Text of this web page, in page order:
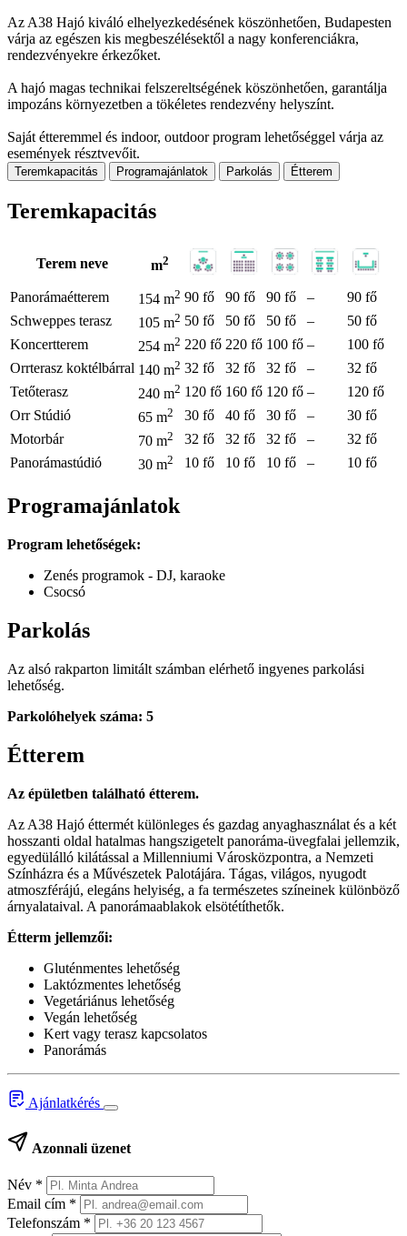
Az A38 Hajó kiváló elhelyezkedésének köszönhetően, Budapesten
várja az egészen kis megbeszélésektől a nagy konferenciákra,
rendezvényekre érkezőket.
A hajó magas technikai felszereltségének köszönhetően, garantálja
impozáns környezetben a tökéletes rendezvény helyszínt.
Saját étteremmel és indoor, outdoor program lehetőséggel várja az
események résztvevőit.
Teremkapacitás Programajánlatok Parkolás Étterem
Teremkapacitás
Terem neve m2
Panorámaétterem 154 m2 90 fő 90 fő 90 fő –
90 fő
Schweppes terasz
105 m2 50 fő 50 fő 50 fő –
50 fő
Koncertterem
254 m2 220 fő 220 fő 100 fő –
100 fő
Orrterasz koktélbárral 140 m2 32 fő 32 fő 32 fő –
32 fő
Tetőterasz
240 m2 120 fő 160 fő 120 fő –
120 fő
Orr Stúdió
65 m2 30 fő 40 fő 30 fő –
30 fő
Motorbár
70 m2 32 fő 32 fő 32 fő –
32 fő
Panorámastúdió
30 m2 10 fő 10 fő 10 fő – 10 fő
Programajánlatok
Program lehetőségek:
Zenés programok - DJ, karaoke
Csocsó
Parkolás
Az alsó rakparton limitált számban elérhető ingyenes parkolási
lehetőség.
Parkolóhelyek száma: 5
Étterem
Az épületben található étterem.
Az A38 Hajó éttermét különleges és gazdag anyaghasználat és a két
hosszanti oldal hatalmas hangszigetelt panoráma-üvegfalai jellemzik,
egyedülálló kilátással a Millenniumi Városközpontra, a Nemzeti
Színházra és a Művészetek Palotájára. Tágas, világos, nyugodt
atmoszférájú, elegáns helyiség, a fa természetes színeinek különböző
árnyalataival. A panorámaablakok elsötétíthetők.
Étterm jellemzői:
Gluténmentes lehetőség
Laktózmentes lehetőség
Vegetáriánus lehetőség
Vegán lehetőség
Kert vagy terasz kapcsolatos
Panorámás
Ajánlatkérés
Azonnali üzenet
Név *
Email cím *
Telefonszám *